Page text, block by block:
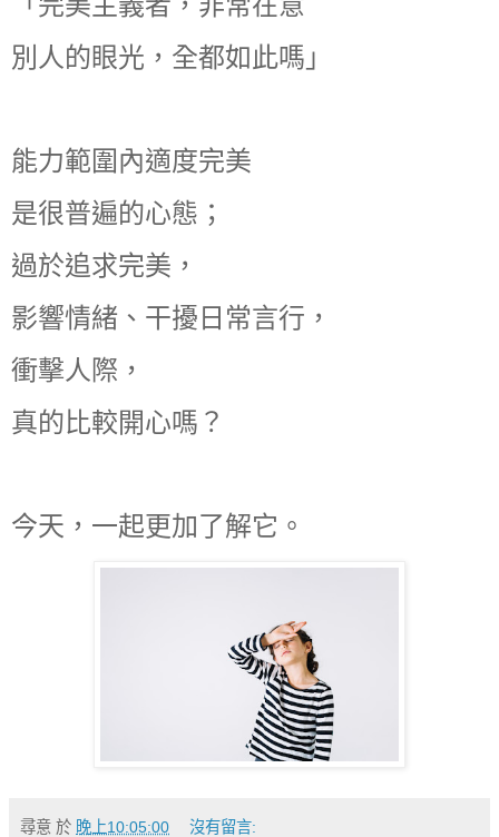
別人的眼光，全都如此嗎」
能力範圍內適度完美
是很普遍的心態；
過於追求完美，
影響情緒、干擾日常言行，
衝擊人際，
真的比較開心嗎？
今天，一起更加了解它。
尋意 於 晚上10:05:00 沒有留言: